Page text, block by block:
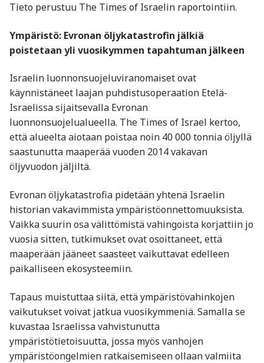
Tieto perustuu The Times of Israelin raportointiin.
Ympäristö: Evronan öljykatastrofin jälkiä
poistetaan yli vuosikymmen tapahtuman jälkeen
Israelin luonnonsuojeluviranomaiset ovat
käynnistäneet laajan puhdistusoperaation Etelä-
Israelissa sijaitsevalla Evronan
luonnonsuojelualueella. The Times of Israel kertoo,
että alueelta aiotaan poistaa noin 40 000 tonnia öljyllä
saastunutta maaperää vuoden 2014 vakavan
öljyvuodon jäljiltä.
Evronan öljykatastrofia pidetään yhtenä Israelin
historian vakavimmista ympäristöonnettomuuksista.
Vaikka suurin osa välittömistä vahingoista korjattiin jo
vuosia sitten, tutkimukset ovat osoittaneet, että
maaperään jääneet saasteet vaikuttavat edelleen
paikalliseen ekosysteemiin.
Tapaus muistuttaa siitä, että ympäristövahinkojen
vaikutukset voivat jatkua vuosikymmeniä. Samalla se
kuvastaa Israelissa vahvistunutta
ympäristötietoisuutta, jossa myös vanhojen
ympäristöongelmien ratkaisemiseen ollaan valmiita